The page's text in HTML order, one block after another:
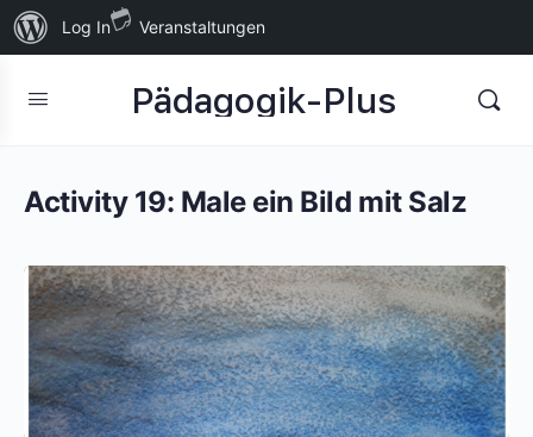
Über
WordPress
Log In Veranstaltungen
Pädagogik-Plus
Activity 19: Male ein Bild mit Salz